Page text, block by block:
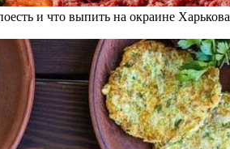
и что выпить на окраине Харькова